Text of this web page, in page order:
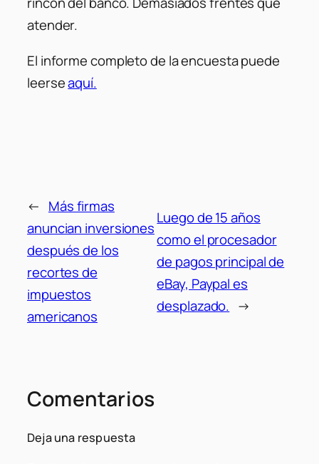
atender.
El informe completo de la encuesta puede
leerseaquí.
← Más firmas
anuncian inversiones
después de los
recortes de
impuestos
americanos
Luego de 15 años
como el procesador
de pagos principal de
eBay, Paypal es
desplazado. →
Comentarios
Deja una respuesta